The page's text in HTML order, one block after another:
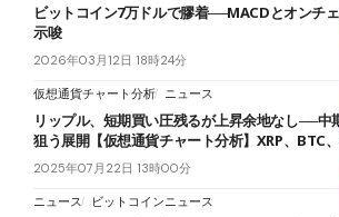
ビットコイン7万ドルで膠着──MACDとオンチ
示唆
2026年03月12日 18時24分
仮想通貨チャート分析 ニュース
リップル、短期買い圧残るが上昇余地なし──中
狙う展開【仮想通貨チャート分析】XRP、BTC
2025年07月22日 13時00分
ニュース ビットコインニュース